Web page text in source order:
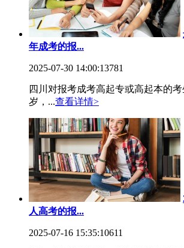
年成考的报...
2025-07-30 14:00:13781
四川对报考成考高起专或高起本的
岁，...查看详情>
人高考的报...
2025-07-16 15:35:10611